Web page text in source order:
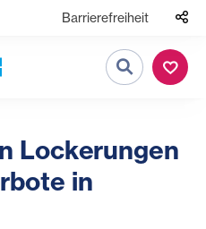
Barrierefreiheit
Suche
Lockerungen
in